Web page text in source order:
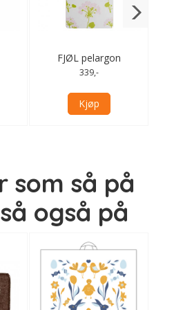
FJØL pelargon
339,-
Kjøp
som så på
også på